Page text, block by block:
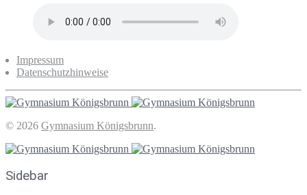
Impressum
Datenschutzhinweise
© 2026 Gymnasium Königsbrunn.
Sidebar